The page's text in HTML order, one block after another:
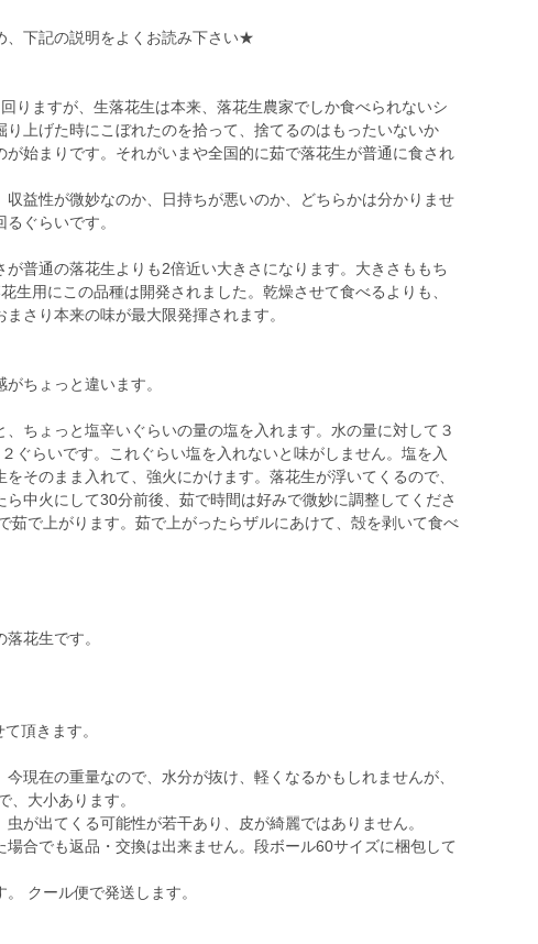
下記の説明をよくお読み下さい★
りますが、生落花生は本来、落花生農家でしか食べられないシ
り上げた時にこぼれたのを拾って、捨てるのはもったいないか
が始まりです。それがいまや全国的に茹で落花生が普通に食され
益性が微妙なのか、日持ちが悪いのか、どちらかは分かりませ
ぐらいです。
普通の落花生よりも2倍近い大きさになります。大きさももち
生用にこの品種は開発されました。乾燥させて食べるよりも、
さり本来の味が最大限発揮されます。
ちょっと違います。
ちょっと塩辛いぐらいの量の塩を入れます。水の量に対して３
ぐらいです。これぐらい塩を入れないと味がしません。塩を入
そのまま入れて、強火にかけます。落花生が浮いてくるので、
中火にして30分前後、茹で時間は好みで微妙に調整してくださ
茹で上がります。茹で上がったらザルにあけて、殻を剥いて食べ
花生です。
頂きます。
現在の重量なので、水分が抜け、軽くなるかもしれませんが、
、大小あります。
が出てくる可能性が若干あり、皮が綺麗ではありません。
合でも返品・交換は出来ません。段ボール60サイズに梱包して
クール便で発送します。